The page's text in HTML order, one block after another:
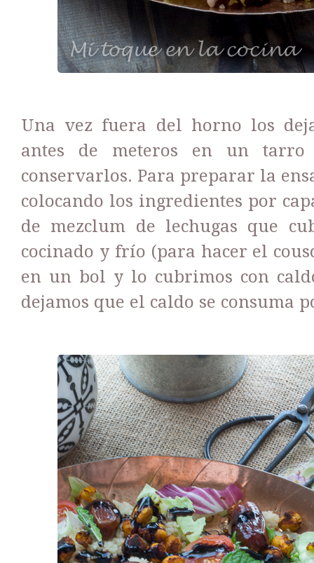
Una vez fuera del horno los
antes de meteros en un
conservarlos. Para preparar la
colocando los ingredientes por
de mezclum de lechugas que
cocinado y frío (para hacer el
en un bol y lo cubrimos con
dejamos que el caldo se consuma